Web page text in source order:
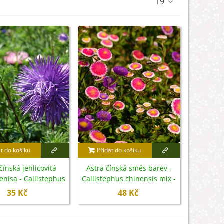
do košíku
jehlicovitá
- Callistephus
- semena - 150 ks
35 Kč
Přidat do košíku
Astra čínská směs barev -
Callistephus chinensis mix -
semena - 80 ks
48 Kč